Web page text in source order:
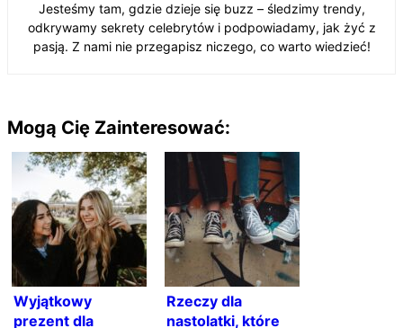
Jesteśmy tam, gdzie dzieje się buzz – śledzimy trendy,
odkrywamy sekrety celebrytów i podpowiadamy, jak żyć z
pasją. Z nami nie przegapisz niczego, co warto wiedzieć!
Mogą Cię Zainteresować:
Wyjątkowy
prezent dla
Rzeczy dla
nastolatki, które